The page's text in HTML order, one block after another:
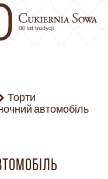
Торти
автомобіль